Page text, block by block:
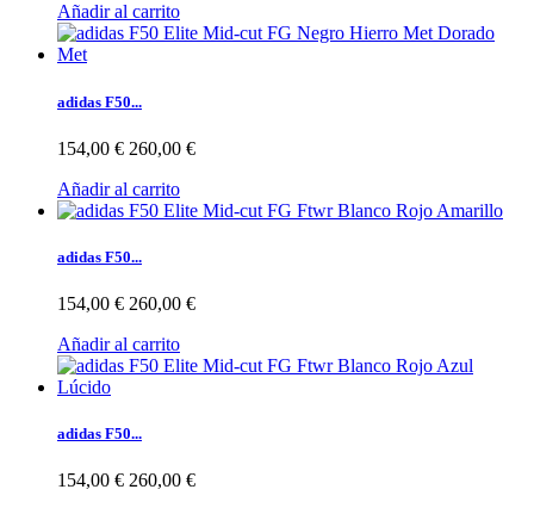
Añadir al carrito
adidas F50...
154,00 € 260,00 €
Añadir al carrito
adidas F50...
154,00 € 260,00 €
Añadir al carrito
adidas F50...
154,00 € 260,00 €